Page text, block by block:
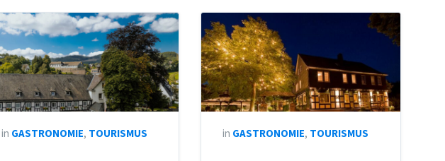
in GASTRONOMIE, TOURISMUS in GASTRONOMIE, TOURISMUS